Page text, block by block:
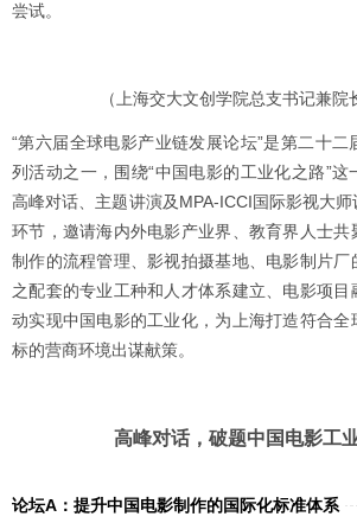
尝试。
（上海交大文创学院总支书记兼院
“第六届全球电影产业链发展论坛”是第二十二
列活动之一，围绕“中国电影的工业化之路”
高峰对话、主题讲演及MPA-ICCI国际影视大
环节，邀请海内外电影产业界、教育界人士
制作的流程管理、影视拍摄基地、电影制片
之配套的专业工种和人才体系建立、电影项目
动实现中国电影的工业化，为上海打造符合全
标的营商环境出谋献策。
高峰对话，破题中国电影工
论坛A：提升中国电影制作的国际化标准体系